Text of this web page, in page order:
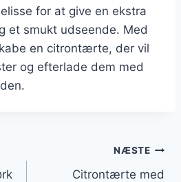
for at give en ekstra
et smukt udseende. Med
en citrontærte, der vil
og efterlade dem med
NÆSTE
Citrontærte med